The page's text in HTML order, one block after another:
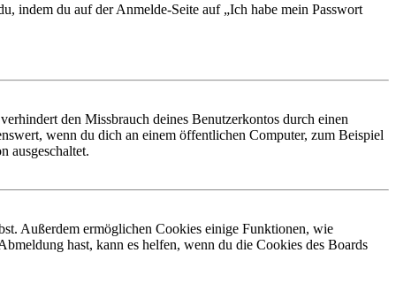
indem du auf der Anmelde-Seite auf „Ich habe mein Passwort
den Missbrauch deines Benutzerkontos durch einen
wenn du dich an einem öffentlichen Computer, zum Beispiel
ausgeschaltet.
Außerdem ermöglichen Cookies einige Funktionen, wie
hast, kann es helfen, wenn du die Cookies des Boards